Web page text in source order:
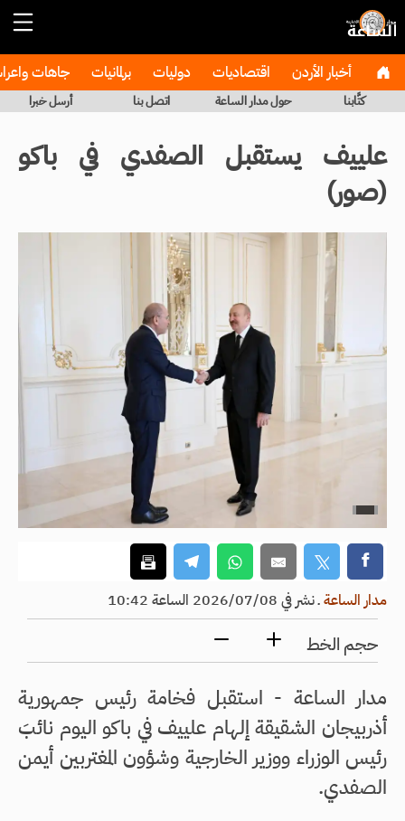
أخبار الأردن اقتصاديات دوليات برلمانيات جاهات
كتَّابنا حول مدار الساعة اتصل بنا أرسل خبرا
علييف يستقبل الصفدي في باكو
(صور)
مدار الساعةـنشر في 2026/07/08 الساعة 10:42
حجم الخط
مدار الساعة - استقبل فخامة رئيس جمهورية
أذربيجان الشقيقة إلهام علييف في باكو اليوم نائبَ
رئيس الوزراء ووزير الخارجية وشؤون المغتربين أيمن
الصفدي.